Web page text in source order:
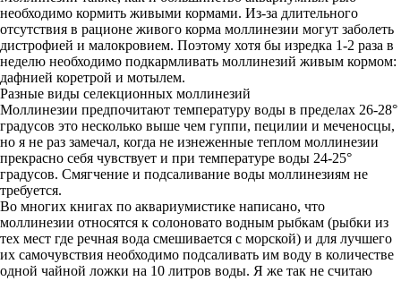
необходимо кормить живыми кормами. Из-за длительного
отсутствия в рационе живого корма моллинезии могут заболеть
дистрофией и малокровием. Поэтому хотя бы изредка 1-2 раза в
неделю необходимо подкармливать моллинезий живым кормом:
дафнией коретрой и мотылем.
Разные виды селекционных моллинезий
Моллинезии предпочитают температуру воды в пределах 26-28°
градусов это несколько выше чем гуппи, пецилии и меченосцы,
но я не раз замечал, когда не изнеженные теплом моллинезии
прекрасно себя чувствует и при температуре воды 24-25°
градусов. Смягчение и подсаливание воды моллинезиям не
требуется.
Во многих книгах по аквариумистике написано, что
моллинезии относятся к солоновато водным рыбкам (рыбки из
тех мест где речная вода смешивается с морской) и для лучшего
их самочувствия необходимо подсаливать им воду в количестве
одной чайной ложки на 10 литров воды. Я же так не считаю